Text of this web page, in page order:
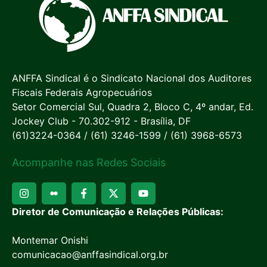
ANFFA Sindical é o Sindicato Nacional dos Auditores
Fiscais Federais Agropecuários
Setor Comercial Sul, Quadra 2, Bloco C, 4º andar, Ed.
Jockey Club - 70.302-912 - Brasília, DF
(61)3224-0364 / (61) 3246-1599 / (61) 3968-6573
Acompanhe nas Redes Sociais
Diretor de Comunicação e Relações Públicas:
Montemar Onishi
comunicacao@anffasindical.org.br